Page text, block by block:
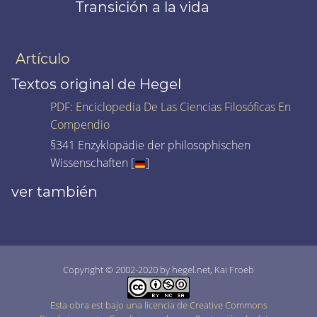
Transición a la vida
Artículo
Textos original de Hegel
PDF: Enciclopedia De Las Ciencias Filosóficas En
Compendio
§341 Enzyklopädie der philosophischen
Wissenschaften [
]
ver también
Copyright © 2002-2020 by hegel.net, Kai Froeb
Esta obra est bajo una licencia de Creative Commons